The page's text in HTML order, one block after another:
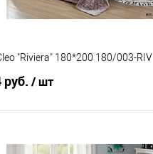
"Riviera" 180*200 180/003-RIV
руб. / шт